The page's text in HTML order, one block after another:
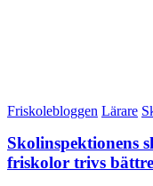
Friskolebloggen Lärare
Skolinspektionens
friskolor trivs bättre